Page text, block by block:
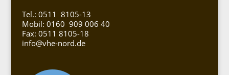
Tel.: 0511 8105-13
Mobil: 0160 909 006 40
Fax: 0511 8105-18
info@vhe-nord.de